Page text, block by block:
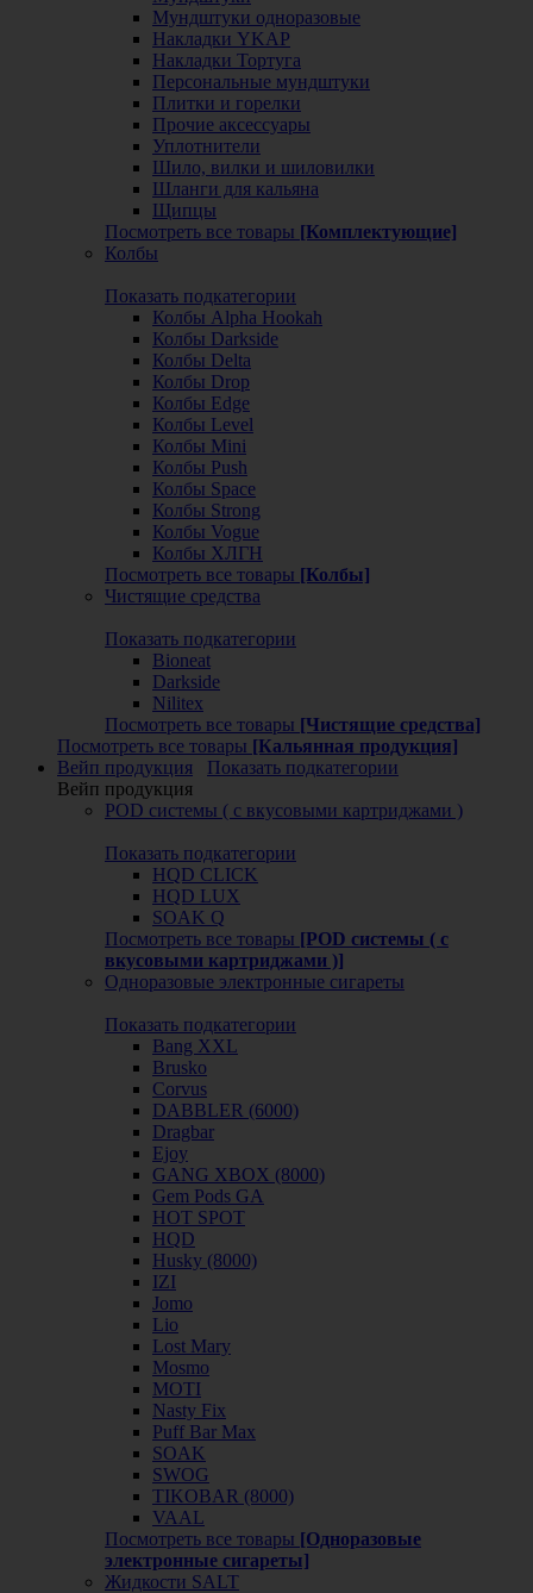
Мундштуки одноразовые
Накладки YKAP
Накладки Тортуга
Персональные мундштуки
Плитки и горелки
Прочие аксессуары
Уплотнители
Шило, вилки и шиловилки
Шланги для кальяна
Щипцы
Посмотреть все товары [Комплектующие]
Колбы
Показать подкатегории
Колбы Alpha Hookah
Колбы Darkside
Колбы Delta
Колбы Drop
Колбы Edge
Колбы Level
Колбы Mini
Колбы Push
Колбы Space
Колбы Strong
Колбы Vogue
Колбы ХЛГН
Посмотреть все товары [Колбы]
Чистящие средства
Показать подкатегории
Bioneat
Darkside
Nilitex
Посмотреть все товары [Чистящие средства]
Посмотреть все товары [Кальянная продукция]
Вейп продукция
Показать подкатегории
Вейп продукция
POD системы ( с вкусовыми картриджами )
Показать подкатегории
HQD CLICK
HQD LUX
SOAK Q
Посмотреть все товары [POD системы ( с
вкусовыми картриджами )]
Одноразовые электронные сигареты
Показать подкатегории
Bang XXL
Brusko
Corvus
DABBLER (6000)
Dragbar
Ejoy
GANG XBOX (8000)
Gem Pods GA
HOT SPOT
HQD
Husky (8000)
IZI
Jomo
Lio
Lost Mary
Mosmo
MOTI
Nasty Fix
Puff Bar Max
SOAK
SWOG
TIKOBAR (8000)
VAAL
Посмотреть все товары [Одноразовые
электронные сигареты]
Жидкости SALT